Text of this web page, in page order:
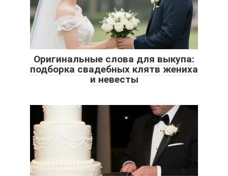
Оригинальные слова для выкупа:
подборка свадебных клятв жениха
и невесты